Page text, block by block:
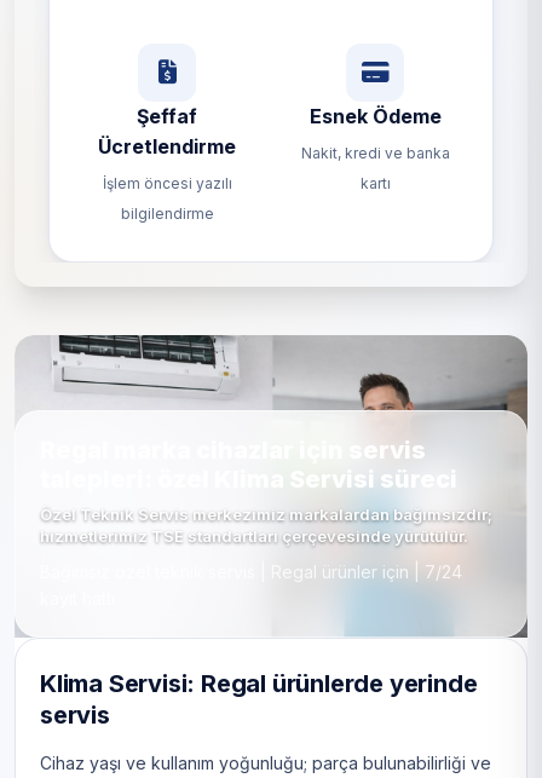
Şeffaf
Ücretlendirme
İşlem öncesi yazılı
bilgilendirme
Esnek Ödeme
Nakit, kredi ve banka
kartı
Regal marka cihazlar için servis
talepleri: özel Klima Servisi süreci
Özel Teknik Servis merkezimiz markalardan bağımsızdır;
hizmetlerimiz TSE standartları çerçevesinde yürütülür.
Bağımsız özel teknik servis | Regal ürünler için | 7/24
Klima Servisi: Regal ürünlerde yerinde
servis
Cihaz yaşı ve kullanım yoğunluğu; parça bulunabilirliği ve